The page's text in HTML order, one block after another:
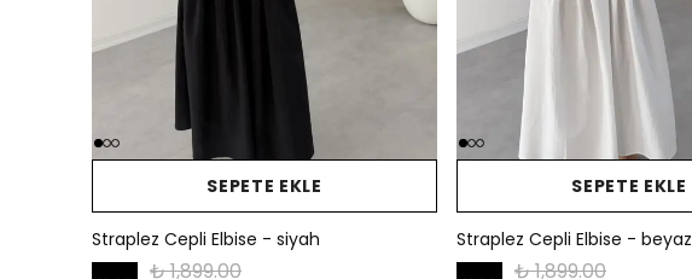
SEPETE EKLE
Straplez Cepli Elbise - siyah
₺ 1,899.00
SEPETE EKLE
Straplez Cepli Elbise - beyaz
₺ 1,899.00